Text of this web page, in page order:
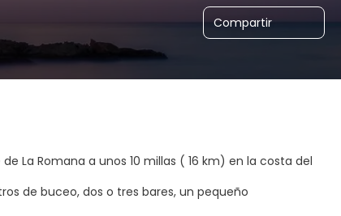
Compartir
La Romana a unos 10 millas ( 16 km) en la costa del
de buceo, dos o tres bares, un pequeño